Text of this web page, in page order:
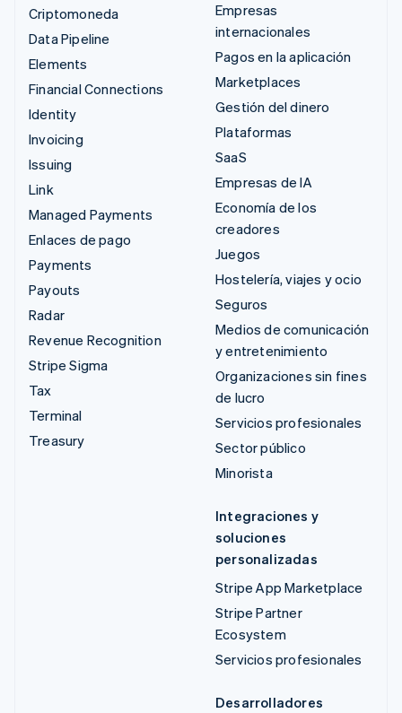
Criptomoneda
Data Pipeline
Elements
Financial Connections
Identity
Invoicing
Issuing
Link
Managed Payments
Enlaces de pago
Payments
Payouts
Radar
Revenue Recognition
Stripe Sigma
Tax
Terminal
Treasury
Empresas
internacionales
Pagos en la aplicación
Marketplaces
Gestión del dinero
Plataformas
SaaS
Empresas de IA
Economía de los
creadores
Juegos
Hostelería, viajes y ocio
Seguros
Medios de comunicación
y entretenimiento
Organizaciones sin fines
de lucro
Servicios profesionales
Sector público
Minorista
Integraciones y
soluciones
personalizadas
Stripe App Marketplace
Stripe Partner
Ecosystem
Servicios profesionales
Desarrolladores